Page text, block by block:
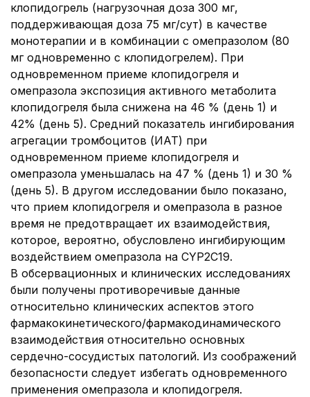
клопидогрель (нагрузочная доза 300 мг,
поддерживающая доза 75 мг/сут) в качестве
монотерапии и в комбинации с омепразолом (80
мг одновременно с клопидогрелем). При
одновременном приеме клопидогреля и
омепразола экспозиция активного метаболита
клопидогреля была снижена на 46 % (день 1) и
42% (день 5). Средний показатель ингибирования
агрегации тромбоцитов (ИАТ) при
одновременном приеме клопидогреля и
омепразола уменьшалась на 47 % (день 1) и 30 %
(день 5). В другом исследовании было показано,
что прием клопидогреля и омепразола в разное
время не предотвращает их взаимодействия,
которое, вероятно, обусловлено ингибирующим
воздействием омепразола на CYP2C19.
В обсервационных и клинических исследованиях
были получены противоречивые данные
относительно клинических аспектов этого
фармакокинетического/фармакодинамического
взаимодействия относительно основных
сердечно-сосудистых патологий. Из соображений
безопасности следует избегать одновременного
применения омепразола и клопидогреля.